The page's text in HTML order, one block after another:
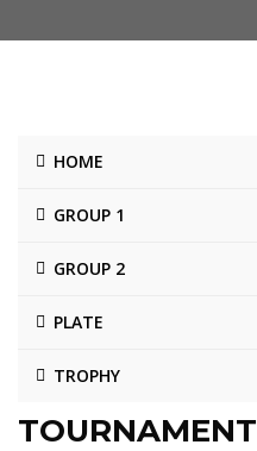
HOME
GROUP 1
GROUP 2
PLATE
TROPHY
TOURNAMENT